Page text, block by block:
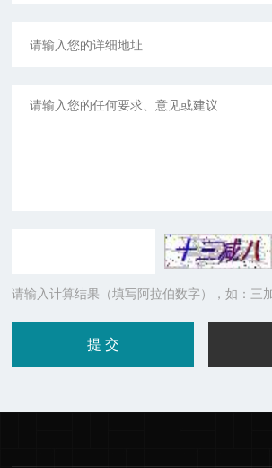
请输入计算结果（填写阿拉伯数字），如：三